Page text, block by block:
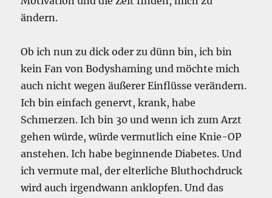
ändern.
Ob ich nun zu dick oder zu dünn bin, ich bin
kein Fan von Bodyshaming und möchte mich
auch nicht wegen äußerer Einflüsse verändern.
Ich bin einfach genervt, krank, habe
Schmerzen. Ich bin 30 und wenn ich zum Arzt
gehen würde, würde vermutlich eine Knie-OP
anstehen. Ich habe beginnende Diabetes. Und
ich vermute mal, der elterliche Bluthochdruck
wird auch irgendwann anklopfen. Und das